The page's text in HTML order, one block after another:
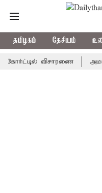
தமிழகம் தேசியம்
விசாரணை அமர்நாத்